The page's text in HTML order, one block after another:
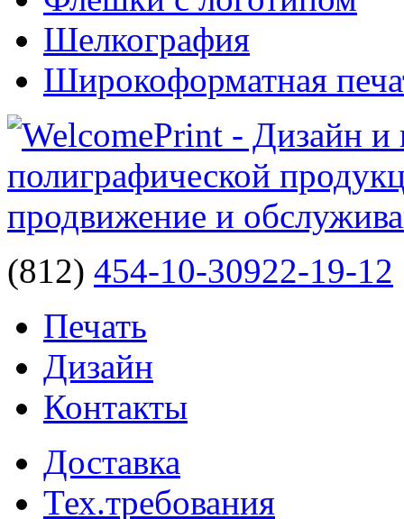
Шелкография
Широкоформатная
(812) 454-10-30922-19-12
Печать
Дизайн
Контакты
Доставка
Тех.требования